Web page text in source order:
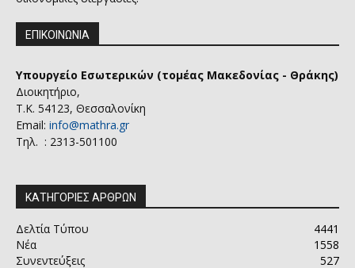
ΕΠΙΚΟΙΝΩΝΙΑ
Υπουργείο Εσωτερικών (τομέας Μακεδονίας - Θράκης)
Διοικητήριο,
Τ.Κ. 54123, Θεσσαλονίκη
Email: info@mathra.gr
Τηλ. : 2313-501100
ΚΑΤΗΓΟΡΙΕΣ ΑΡΘΡΩΝ
Δελτία Τύπου
4441
Νέα
1558
Συνεντεύξεις
527